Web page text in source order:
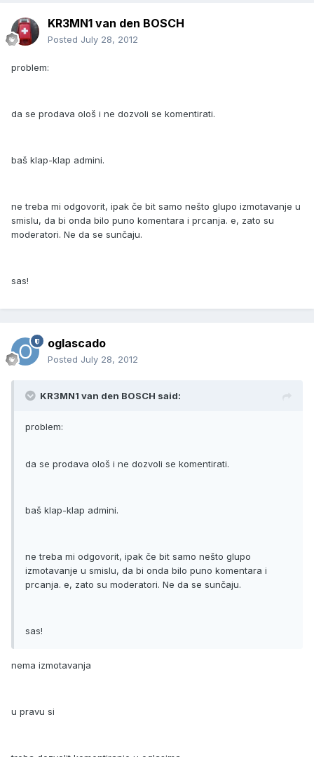
KR3MN1 van den BOSCH
Posted July 28, 2012
problem:
da se prodava ološ i ne dozvoli se komentirati.
baš klap-klap admini.
ne treba mi odgovorit, ipak če bit samo nešto glupo izmotavanje u
smislu, da bi onda bilo puno komentara i prcanja. e, zato su
moderatori. Ne da se sunčaju.
sas!
oglascado
Posted July 28, 2012
KR3MN1 van den BOSCH said:
problem:
da se prodava ološ i ne dozvoli se komentirati.
baš klap-klap admini.
ne treba mi odgovorit, ipak če bit samo nešto glupo
izmotavanje u smislu, da bi onda bilo puno komentara i
prcanja. e, zato su moderatori. Ne da se sunčaju.
sas!
nema izmotavanja
u pravu si